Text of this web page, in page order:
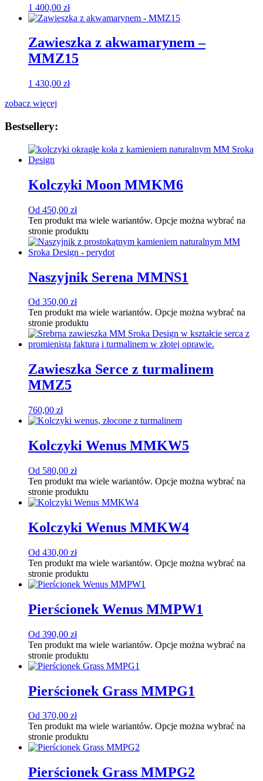
1 400,00 zł
Zawieszka z akwamarynem –
MMZ15
1 430,00 zł
zobacz więcej
Bestsellery:
Kolczyki Moon MMKM6
Od 450,00 zł
Ten produkt ma wiele wariantów. Opcje można wybrać na
stronie produktu
Naszyjnik Serena MMNS1
Od 350,00 zł
Ten produkt ma wiele wariantów. Opcje można wybrać na
stronie produktu
Zawieszka Serce z turmalinem
MMZ5
760,00 zł
Kolczyki Wenus MMKW5
Od 580,00 zł
Ten produkt ma wiele wariantów. Opcje można wybrać na
stronie produktu
Kolczyki Wenus MMKW4
Od 430,00 zł
Ten produkt ma wiele wariantów. Opcje można wybrać na
stronie produktu
Pierścionek Wenus MMPW1
Od 390,00 zł
Ten produkt ma wiele wariantów. Opcje można wybrać na
stronie produktu
Pierścionek Grass MMPG1
Od 370,00 zł
Ten produkt ma wiele wariantów. Opcje można wybrać na
stronie produktu
Pierścionek Grass MMPG2